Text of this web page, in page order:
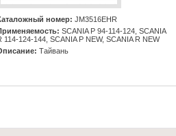
номер: JM3516EHR
SCANIA Р 94-114-124, SCANIA
114-124-144, SCANIA P NEW, SCANIA R NEW
Тайвань